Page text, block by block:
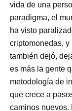
vida de una
paradigma, el
ha visto
criptomonedas,
también dejó,
es más la gente
metodología de
que crece a
caminos nuevos.